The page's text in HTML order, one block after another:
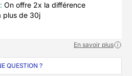
On offre 2x la différence
plus de 30j
En savoir plus
QUESTION ?